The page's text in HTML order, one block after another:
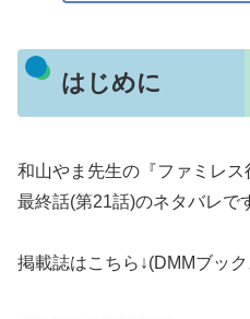
はじめに
和山やま先生の『ファミレス
最終話(第21話)のネタバレで
掲載誌はこちら↓(DMMブッ